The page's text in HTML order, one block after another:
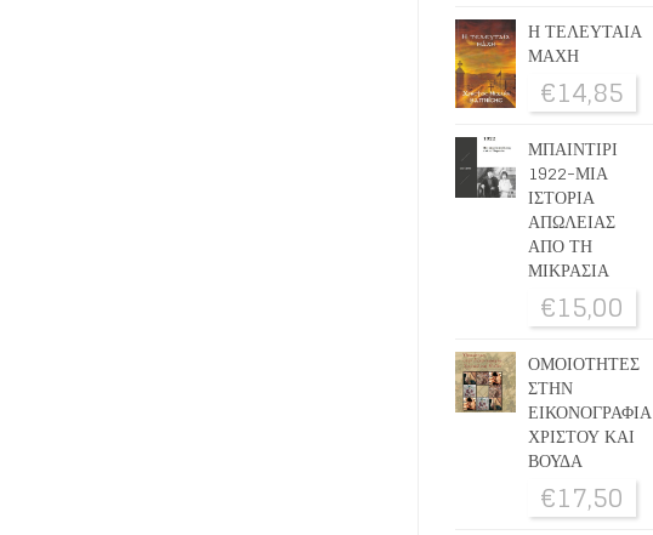
Η ΤΕΛΕΥΤΑΙΑ
ΜΑΧΗ
€14,85
ΜΠΑΙΝΤΙΡΙ
1922-ΜΙΑ
ΙΣΤΟΡΙΑ
ΑΠΩΛΕΙΑΣ
ΑΠΟ ΤΗ
ΜΙΚΡΑΣΙΑ
€15,00
ΟΜΟΙΟΤΗΤΕΣ
ΣΤΗΝ
ΕΙΚΟΝΟΓΡΑΦΙΑ
ΧΡΙΣΤΟΥ ΚΑΙ
ΒΟΥΔΑ
€17,50